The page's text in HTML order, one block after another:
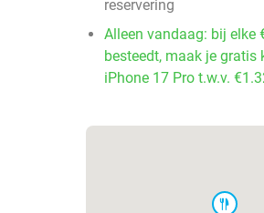
reservering
Alleen vandaag: bij elke
besteedt, maak je gratis
iPhone 17 Pro t.w.v.
food